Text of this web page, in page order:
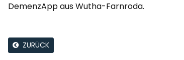
DemenzApp aus Wutha-Farnroda.
ZURÜCK